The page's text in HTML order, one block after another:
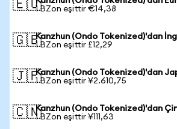
🇪🇺1 BZon eşittir €14,38
🇬🇧Kanzhun (Ondo Tokenized)'dan
1 BZon eşittir £12,29
🇯🇵Kanzhun (Ondo Tokenized)'dan
1 BZon eşittir ¥2.610,75
🇨🇳Kanzhun (Ondo Tokenized)'dan
1 BZon eşittir ¥111,63